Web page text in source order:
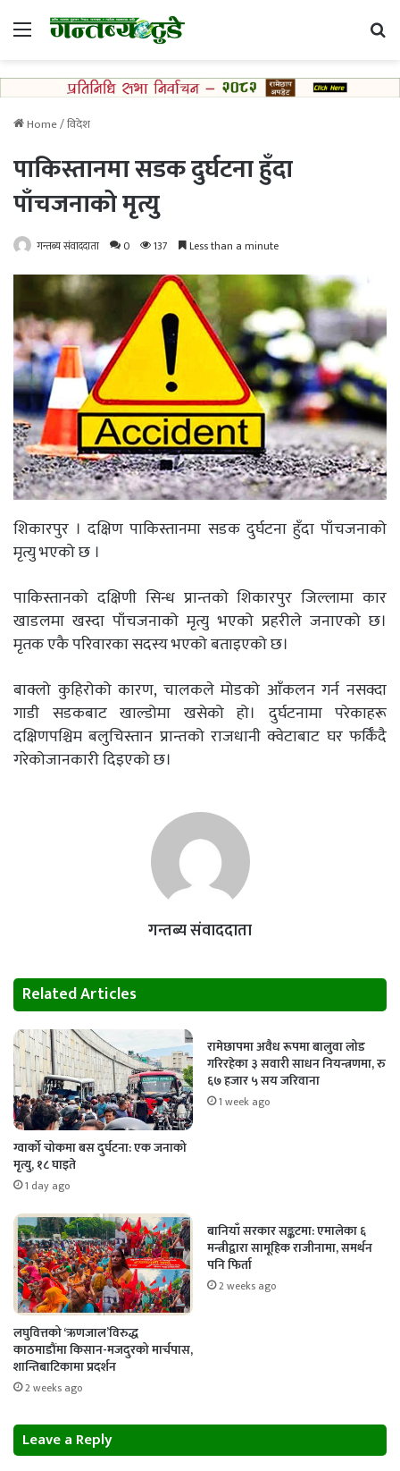
Menu
Home/विदेश
पाकिस्तानमा सडक दुर्घटना हुँदा
पाँचजनाको मृत्यु
गन्तब्य संवाददाता 0 137 Less than a minute
शिकारपुर । दक्षिण पाकिस्तानमा सडक दुर्घटना हुँदा पाँचजनाको
मृत्यु भएको छ ।
पाकिस्तानको दक्षिणी सिन्ध प्रान्तको शिकारपुर जिल्लामा कार
खाडलमा खस्दा पाँचजनाको मृत्यु भएको प्रहरीले जनाएको छ।
मृतक एकै परिवारका सदस्य भएको बताइएको छ।
बाक्लो कुहिरोको कारण, चालकले मोडको आँकलन गर्न नसक्दा
गाडी सडकबाट खाल्डोमा खसेको हो। दुर्घटनामा परेकाहरू
दक्षिणपश्चिम बलुचिस्तान प्रान्तको राजधानी क्वेटाबाट घर फर्किँदै
गरेकोजानकारी दिइएको छ।
गन्तब्य संवाददाता
Related Articles
ग्वार्को चोकमा बस दुर्घटना: एक जनाको
मृत्यु, १८ घाइते
1 day ago
रामेछापमा अवैध रूपमा बालुवा लोड
गरिरहेका ३ सवारी साधन नियन्त्रणमा, रु
६७ हजार ५ सय जरिवाना
1 week ago
लघुवित्तको ‘ऋणजाल’विरुद्ध
काठमाडौंमा किसान-मजदुरको मार्चपास,
शान्तिबाटिकामा प्रदर्शन
2 weeks ago
बानियाँ सरकार सङ्कटमा: एमालेका ६
मन्त्रीद्वारा सामूहिक राजीनामा, समर्थन
पनि फिर्ता
2 weeks ago
Leave a Reply